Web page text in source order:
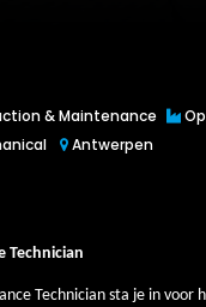
& Maintenance
Antwerpen
Technician
Technician sta je in